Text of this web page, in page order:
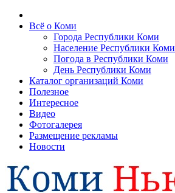
Всё о Коми
Города Республики Коми
Население Республики Коми
Погода в Республики Коми
День Республики Коми
Каталог организаций Коми
Полезное
Интересное
Видео
Фотогалерея
Размещение рекламы
Новости